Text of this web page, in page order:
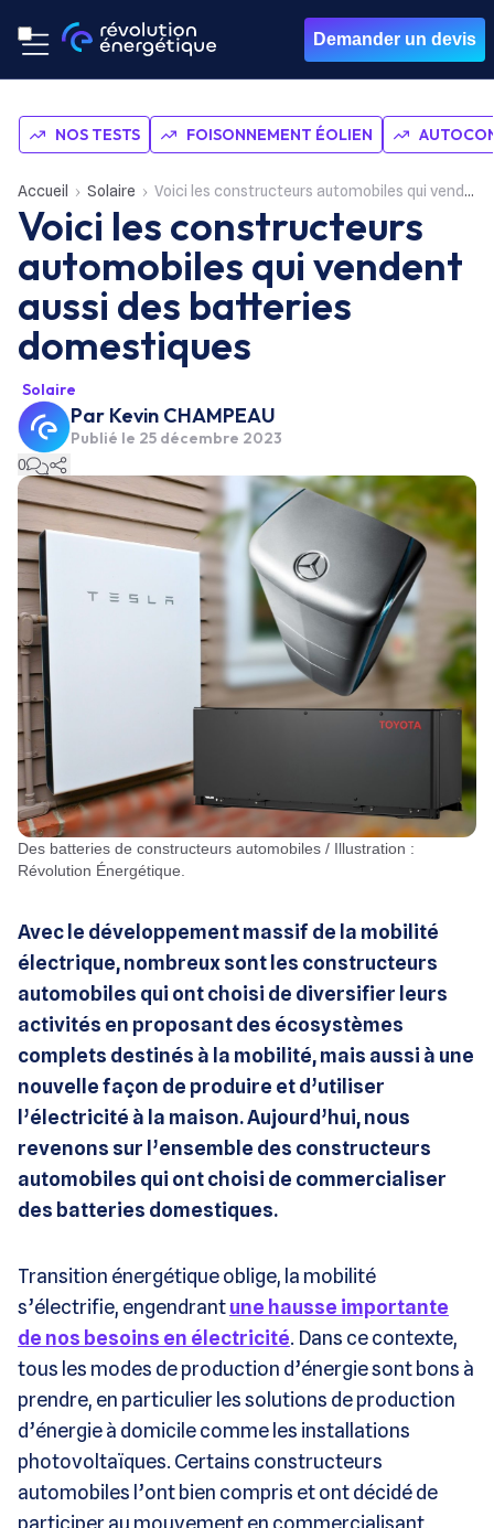
Demander un devis
NOS TESTS FOISONNEMENT ÉOLIEN
Accueil Solaire Voici les constructeurs automobiles qui vendent aussi des batteries domestiques
Voici les constructeurs
automobiles qui vendent
aussi des batteries
domestiques
Solaire
Par Kevin CHAMPEAU
Publié le 25 décembre 2023
0
Des batteries de constructeurs automobiles / Illustration :
Révolution Énergétique.
Avec le développement massif de la mobilité
électrique, nombreux sont les constructeurs
automobiles qui ont choisi de diversifier leurs
activités en proposant des écosystèmes
complets destinés à la mobilité, mais aussi à une
nouvelle façon de produire et d’utiliser
l’électricité à la maison. Aujourd’hui, nous
revenons sur l’ensemble des constructeurs
automobiles qui ont choisi de commercialiser
des batteries domestiques.
Transition énergétique oblige, la mobilité
s’électrifie, engendrantune hausse importante
de nos besoins en électricité. Dans ce contexte,
tous les modes de production d’énergie sont bons à
prendre, en particulier les solutions de production
d’énergie à domicile comme les installations
photovoltaïques. Certains constructeurs
automobiles l’ont bien compris et ont décidé de
participer au mouvement en commercialisant,